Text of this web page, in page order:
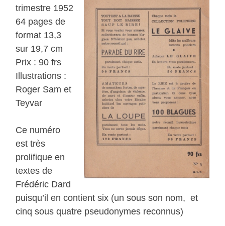
trimestre 1952
64 pages de
format 13,3
sur 19,7 cm
Prix : 90 frs
Illustrations :
Roger Sam et
Teyvar
Ce numéro
est très
prolifique en
textes de
Frédéric Dard
puisqu’il en contient six (un sous son nom, et
cinq sous quatre pseudonymes reconnus)